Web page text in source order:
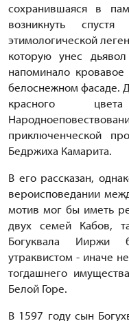
сохранившаяся в
возникнуть
этимологической
которую унес
напоминало
белоснежном фасаде.
красного
приключенческой
Бедржиха Камарита.
В его рассказан,
вероисповедании
мотив мог бы иметь
двух семей Кабов,
Богуквала Ииржи
утраквистом - иначе
тогдашнего
Белой Горе.
В 1597 году сын